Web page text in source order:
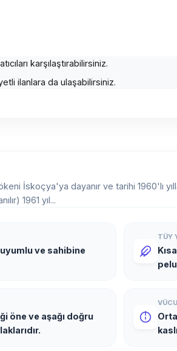
karşılaştırabilirsiniz.
ilanlara da ulaşabilirsiniz.
İskoçya'ya dayanır ve tarihi 1960'lı
1961 yıl...
ve sahibine
TÜY
öne ve aşağı doğru